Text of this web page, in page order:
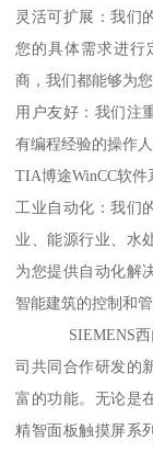
灵活可扩展：我们
您的具体需求进行
商，我们都能够为
用户友好：我们注
有编程经验的操作
TIA博途WinCC软件
工业自动化：我们
业、能源行业、水
为您提供自动化解
智能建筑的控制和管
SIEMENS西门
司共同合作研发的
富的功能。无论是
精智面板触摸屏系